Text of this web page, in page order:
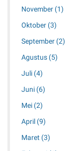
November (1)
Oktober (3)
September (2)
Agustus (5)
Juli (4)
Juni (6)
Mei (2)
April (9)
Maret (3)